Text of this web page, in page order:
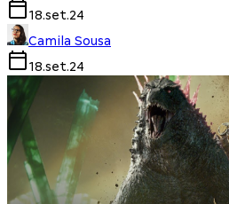
18.set.24
Camila Sousa
18.set.24